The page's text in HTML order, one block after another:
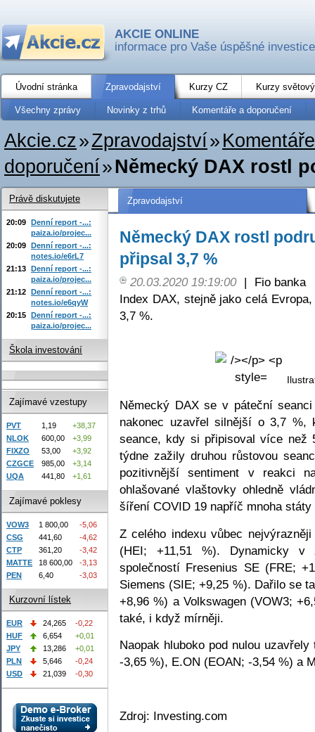
AKCIE ONLINE
informace pro Vaše úspěšné investice
Úvodní stránka Zpravodajství Kurzy CZ Kurzy
Všechny zprávy Novinky z trhů Komentáře a doporučení
Akcie.cz»Zpravodajství»
doporučení»Německý DAX rostl
Zpravodajství
Německý DAX rostl
připsal 3,7 %
20.03.2020 19:19:00 |
Fio banka
Index DAX, stejně jako celá
3,7 %.
Německý DAX se v páteční
nakonec uzavřel silnější o 3,7
seance, kdy si připisoval více než
týdne zažily druhou růstovou
pozitivnější sentiment v reakci
ohlašované vlaštovky ohledně
šíření COVID 19 napříč mnoha
Z celého indexu vůbec
(HEI; +11,51 %). Dynamicky
společností Fresenius SE (FRE;
Siemens (SIE; +9,25 %). Dařilo se
+8,96 %) a Volkswagen (VOW3;
také, i když mírněji.
Naopak hluboko pod nulou
-3,65 %), E.ON (EOAN; -3,54 %) a
Zdroj: Investing.com
Právě diskutujete
20:09 Denní report -...:
paiza.io/projec...
20:09 Denní report -...:
notes.io/e6rL7
21:13 Denní report -...:
paiza.io/projec...
21:12 Denní report -...:
notes.io/e6qyW
20:15 Denní report -...:
paiza.io/projec...
Škola investování
Zajímavé vzestupy
PVT 1,19
+38,37
NLOK
600,00
+3,99
FIXZO
53,00
+3,92
CZGCE
985,00
+3,14
UQA
441,80 +1,61
Zajímavé poklesy
VOW3 1 800,00
-5,06
CSG
441,60
-4,62
CTP
361,20
-3,42
MATTE
18 600,00
-3,13
PEN
6,40 -3,03
Kurzovní lístek
EUR 24,265
-0,22
HUF
6,654
+0,01
JPY
13,286
+0,01
PLN
5,646
-0,24
USD
21,039 -0,30